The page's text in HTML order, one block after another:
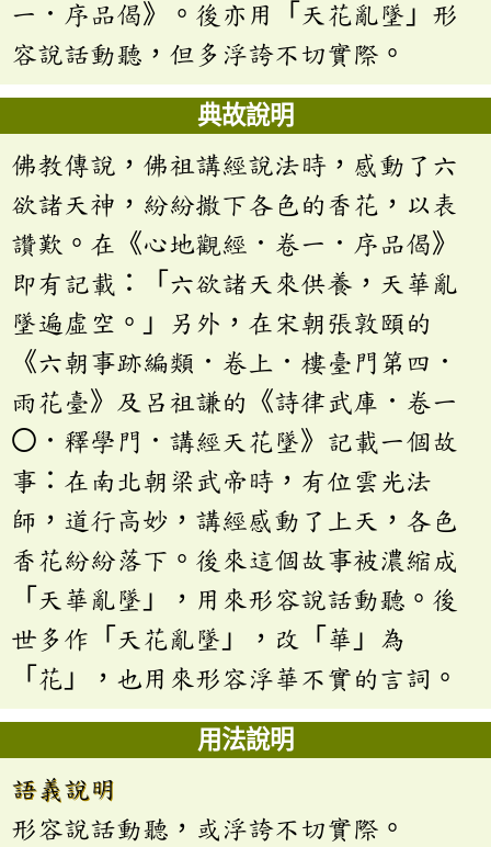
一．序品偈》。後亦用「天花亂墜」形
容說話動聽，但多浮誇不切實際。
典故說明
佛教傳說，佛祖講經說法時，感動了六
欲諸天神，紛紛撒下各色的香花，以表
讚歎。在《心地觀經．卷一．序品偈》
即有記載：「六欲諸天來供養，天華亂
墜遍虛空。」另外，在宋朝張敦頤的
《六朝事跡編類．卷上．樓臺門第四．
雨花臺》及呂祖謙的《詩律武庫．卷一
〇．釋學門．講經天花墜》記載一個故
事：在南北朝梁武帝時，有位雲光法
師，道行高妙，講經感動了上天，各色
香花紛紛落下。後來這個故事被濃縮成
「天華亂墜」，用來形容說話動聽。後
世多作「天花亂墜」，改「華」為
「花」，也用來形容浮華不實的言詞。
用法說明
語義說明
形容說話動聽，或浮誇不切實際。